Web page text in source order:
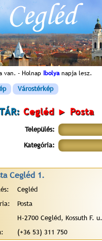
van. - Holnap Ibolyanapja lesz.
Várostérkép
Cegléd ► Posta
Település:
Kategória:
Cegléd 1.
Cegléd
Posta
H-2700 Cegléd, Kossuth F.
(+36 53) 311 750